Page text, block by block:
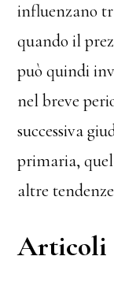
influenzano
quando il
può quindi
nel breve
successiva
primaria,
altre
Articoli